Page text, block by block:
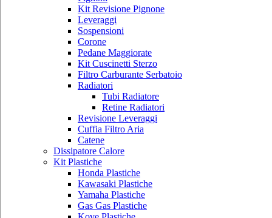
Kit Revisione Pignone
Leveraggi
Sospensioni
Corone
Pedane Maggiorate
Kit Cuscinetti Sterzo
Filtro Carburante Serbatoio
Radiatori
Tubi Radiatore
Retine Radiatori
Revisione Leveraggi
Cuffia Filtro Aria
Catene
Dissipatore Calore
Kit Plastiche
Honda Plastiche
Kawasaki Plastiche
Yamaha Plastiche
Gas Gas Plastiche